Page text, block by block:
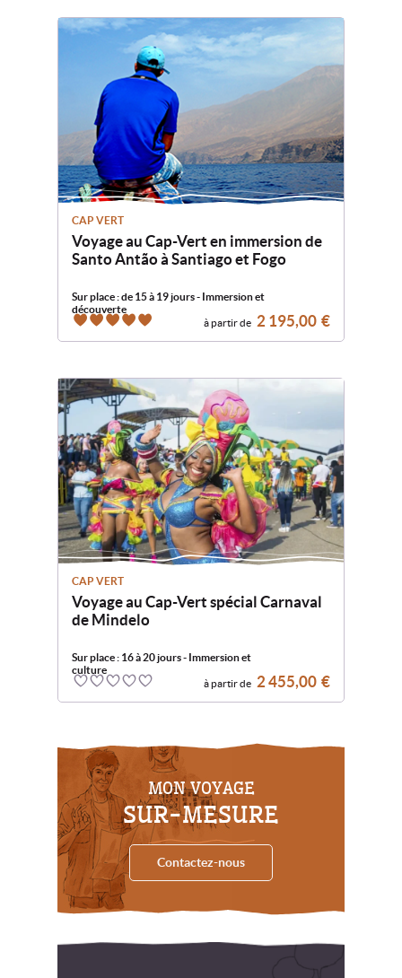
CAP VERT
Voyage au Cap-Vert en immersion de
Santo Antão à Santiago et Fogo
Sur place : de 15 à 19 jours - Immersion et
découverte
à partir de 2 195,00 €
5
CAP VERT
Voyage au Cap-Vert spécial Carnaval
de Mindelo
Sur place : 16 à 20 jours - Immersion et
culture
à partir de 2 455,00 €
0
MON VOYAGE
SUR-MESURE
Contactez-nous